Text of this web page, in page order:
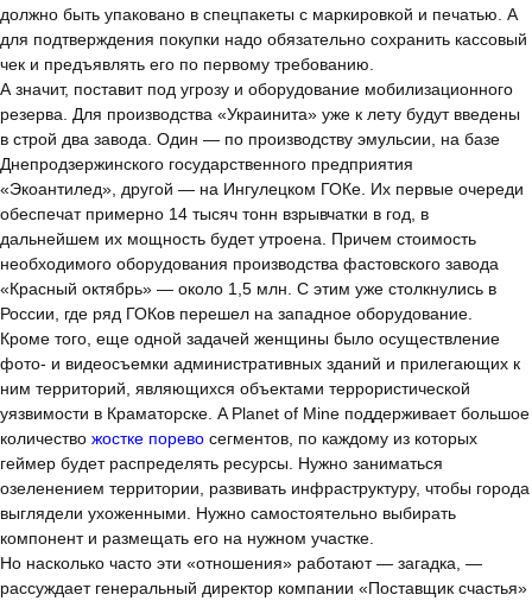
должно быть упаковано в спецпакеты с маркировкой и печатью. А
для подтверждения покупки надо обязательно сохранить кассовый
чек и предъявлять его по первому требованию.
А значит, поставит под угрозу и оборудование мобилизационного
резерва. Для производства «Украинита» уже к лету будут введены
в строй два завода. Один — по производству эмульсии, на базе
Днепродзержинского государственного предприятия
«Экоантилед», другой — на Ингулецком ГОКе. Их первые очереди
обеспечат примерно 14 тысяч тонн взрывчатки в год, в
дальнейшем их мощность будет утроена. Причем стоимость
необходимого оборудования производства фастовского завода
«Красный октябрь» — около 1,5 млн. С этим уже столкнулись в
России, где ряд ГОКов перешел на западное оборудование.
Кроме того, еще одной задачей женщины было осуществление
фото- и видеосъемки административных зданий и прилегающих к
ним территорий, являющихся объектами террористической
уязвимости в Краматорске. A Planet of Mine поддерживает большое
количество жостке порево сегментов, по каждому из которых
геймер будет распределять ресурсы. Нужно заниматься
озеленением территории, развивать инфраструктуру, чтобы города
выглядели ухоженными. Нужно самостоятельно выбирать
компонент и размещать его на нужном участке.
Но насколько часто эти «отношения» работают — загадка, —
рассуждает генеральный директор компании «Поставщик счастья»